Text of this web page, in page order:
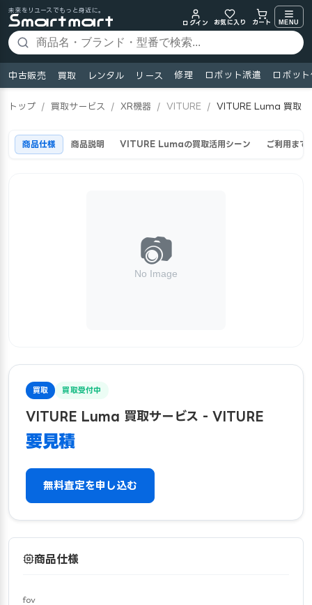
未来をリユースでもっと身近に。
ログイン
お気に入り カート MENU
中古販売 買取 レンタル リース 修理 ロボット派遣 ロボッ
トップ / 買取サービス / XR機器 / VITURE / VITURE Luma 買取
商品仕様 商品説明 VITURE Lumaの買取活用シーン ご利用まで
買取 買取受付中
VITURE Luma 買取サービス - VITURE
要見積
無料査定を申し込む
商品仕様
fov